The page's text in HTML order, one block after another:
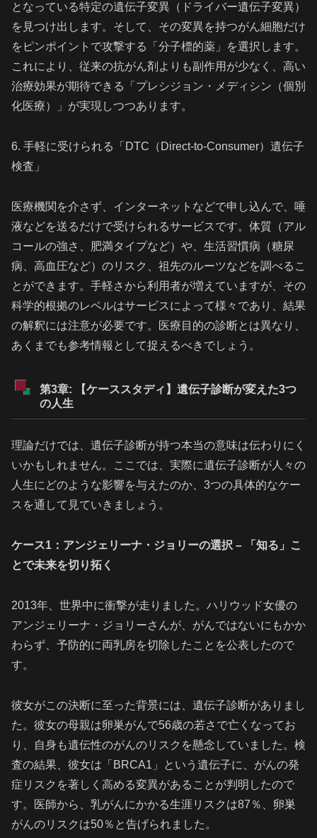
となっている特定の遺伝子変異（ドライバー遺伝子変異）
を見つけ出します。そして、その変異を持つがん細胞だけ
をピンポイントで攻撃する「分子標的薬」を選択します。
これにより、従来の抗がん剤よりも副作用が少なく、高い
治療効果が期待できる「プレシジョン・メディシン（個別
化医療）」が実現しつつあります。
6. 手軽に受けられる「DTC（Direct-to-Consumer）遺伝子
検査」
医療機関を介さず、インターネットなどで申し込んで、唾
液などを送るだけで受けられるサービスです。体質（アル
コールの強さ、肥満タイプなど）や、生活習慣病（糖尿
病、高血圧など）のリスク、祖先のルーツなどを調べるこ
とができます。手軽さから利用者が増えていますが、その
科学的根拠のレベルはサービスによって様々であり、結果
の解釈には注意が必要です。医療目的の診断とは異なり、
あくまでも参考情報として捉えるべきでしょう。
第3章: 【ケーススタディ】遺伝子診断が変えた3つ
の人生
理論だけでは、遺伝子診断が持つ本当の意味は伝わりにく
いかもしれません。ここでは、実際に遺伝子診断が人々の
人生にどのような影響を与えたのか、3つの具体的なケー
スを通して見ていきましょう。
ケース1：アンジェリーナ・ジョリーの選択 – 「知る」こ
とで未来を切り拓く
2013年、世界中に衝撃が走りました。ハリウッド女優の
アンジェリーナ・ジョリーさんが、がんではないにもかか
わらず、予防的に両乳房を切除したことを公表したので
す。
彼女がこの決断に至った背景には、遺伝子診断がありまし
た。彼女の母親は卵巣がんで56歳の若さで亡くなってお
り、自身も遺伝性のがんのリスクを懸念していました。検
査の結果、彼女は「BRCA1」という遺伝子に、がんの発
症リスクを著しく高める変異があることが判明したので
す。医師から、乳がんにかかる生涯リスクは87％、卵巣
がんのリスクは50％と告げられました。